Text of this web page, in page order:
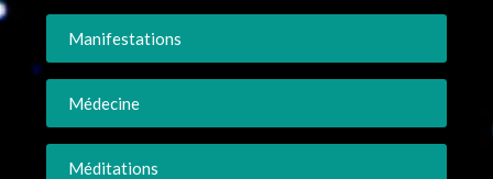
Manifestations
Médecine
Méditations